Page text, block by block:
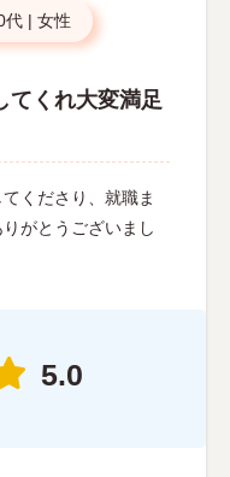
代 | 女性
てくれ大変満足
くださり、就職ま
がとうございまし
5.0